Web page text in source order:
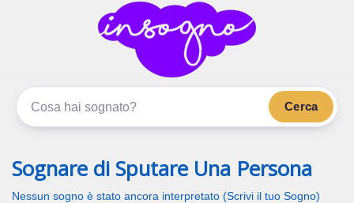
inSogno.com
I sogni significano di più
Cerca
Sognare di Sputare Una Persona
Nessun sogno è stato ancora interpretato (Scrivi il tuo Sogno)